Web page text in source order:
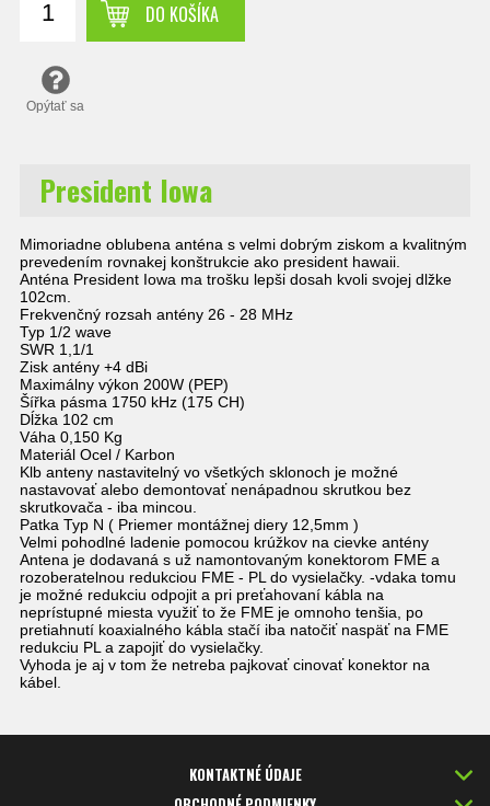
DO KOŠÍKA
Opýtať sa
President Iowa
Mimoriadne oblubena anténa s velmi dobrým ziskom a kvalitným
prevedením rovnakej konštrukcie ako president hawaii.
Anténa President Iowa ma trošku lepši dosah kvoli svojej dlžke
102cm.
Frekvenčný rozsah antény 26 - 28 MHz
Typ 1/2 wave
SWR 1,1/1
Zisk antény +4 dBi
Maximálny výkon 200W (PEP)
Šířka pásma 1750 kHz (175 CH)
Dĺžka 102 cm
Váha 0,150 Kg
Materiál Ocel / Karbon
Klb anteny nastavitelný vo všetkých sklonoch je možné
nastavovať alebo demontovať nenápadnou skrutkou bez
skrutkovača - iba mincou.
Patka Typ N ( Priemer montážnej diery 12,5mm )
Velmi pohodlné ladenie pomocou krúžkov na cievke antény
Antena je dodavaná s už namontovaným konektorom FME a
rozoberatelnou redukciou FME - PL do vysielačky. -vdaka tomu
je možné redukciu odpojit a pri preťahovaní kábla na
neprístupné miesta využiť to že FME je omnoho tenšia, po
pretiahnutí koaxialného kábla stačí iba natočiť naspäť na FME
redukciu PL a zapojiť do vysielačky.
Vyhoda je aj v tom že netreba pajkovať cinovať konektor na
kábel.
KONTAKTNÉ ÚDAJE